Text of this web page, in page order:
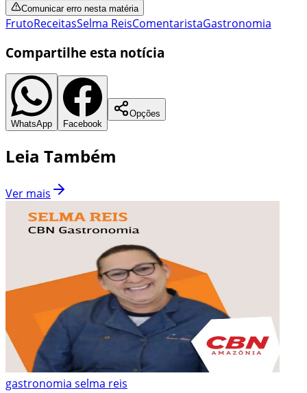
Comunicar erro nesta matéria
FrutoReceitasSelma ReisComentaristaGastronomia
Compartilhe esta notícia
WhatsApp Facebook
Opções
Leia Também
Ver mais
gastronomia selma reis